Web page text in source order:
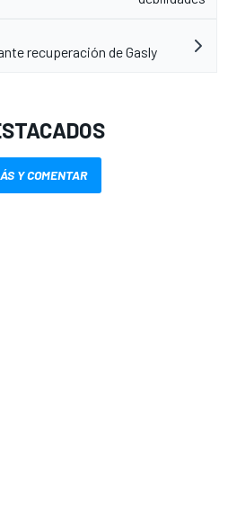
recuperación de Gasly
Y COMENTAR